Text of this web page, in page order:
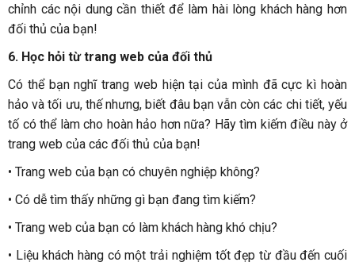
chỉnh các nội dung cần thiết để làm hài lòng khách hàng hơn
đối thủ của bạn!
6. Học hỏi từ trang web của đối thủ
Có thể bạn nghĩ trang web hiện tại của mình đã cực kì hoàn
hảo và tối ưu, thế nhưng, biết đâu bạn vẫn còn các chi tiết, yếu
tố có thể làm cho hoàn hảo hơn nữa? Hãy tìm kiếm điều này ở
trang web của các đối thủ của bạn!
• Trang web của bạn có chuyên nghiệp không?
• Có dễ tìm thấy những gì bạn đang tìm kiếm?
• Trang web của bạn có làm khách hàng khó chịu?
• Liệu khách hàng có một trải nghiệm tốt đẹp từ đầu đến cuối